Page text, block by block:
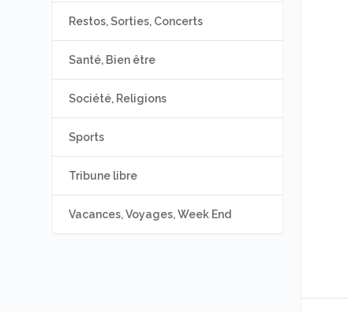
Restos, Sorties, Concerts
Santé, Bien être
Société, Religions
Sports
Tribune libre
Vacances, Voyages, Week End